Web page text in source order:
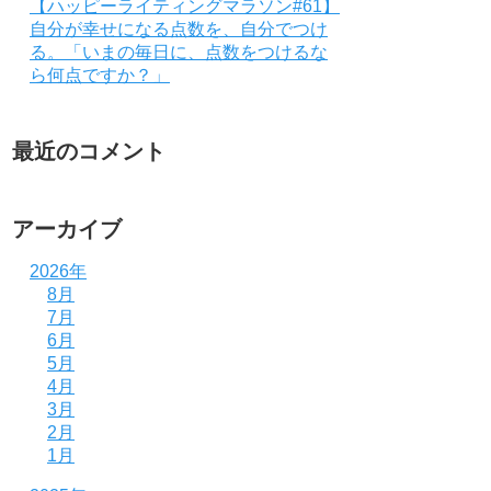
【ハッピーライティングマラソン#61】
自分が幸せになる点数を、自分でつけ
る。「いまの毎日に、点数をつけるな
ら何点ですか？」
最近のコメント
アーカイブ
2026年
8月
7月
6月
5月
4月
3月
2月
1月